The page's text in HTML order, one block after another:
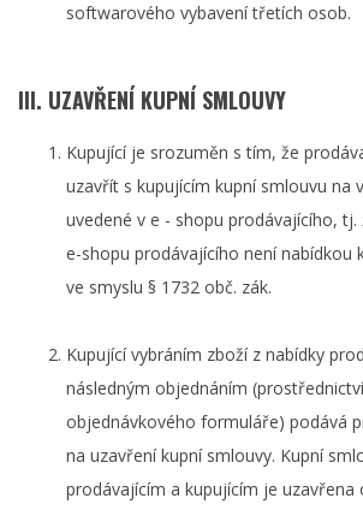
softwarového vybavení třetích osob.
III. UZAVŘENÍ KUPNÍ SMLOUVY
Kupující je srozuměn s tím, že
uzavřít s kupujícím kupní smlouvu na
uvedené v e - shopu prodávajícího, tj.
e-shopu prodávajícího není nabídkou
ve smyslu § 1732 obč. zák.
Kupující vybráním zboží z nabídky
následným objednáním
objednávkového formuláře) podává
na uzavření kupní smlouvy. Kupní
prodávajícím a kupujícím je uzavřena